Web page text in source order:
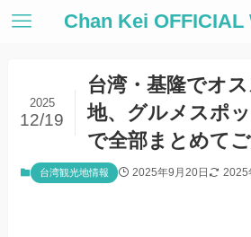
Chan Kei OFFICIAL
台湾・基隆でオ
地、グルメスポ
で全部まとめて
2025
12/19
台湾観光地情報 2025年9月20日 2025